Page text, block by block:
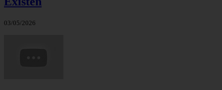
03/05/2026